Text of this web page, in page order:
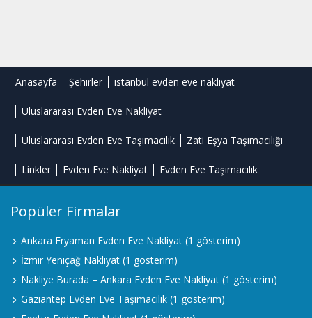
Anasayfa Şehirler istanbul evden eve nakliyat
Uluslararası Evden Eve Nakliyat
Uluslararası Evden Eve Taşımacılık Zati Eşya Taşımacılığı
Linkler Evden Eve Nakliyat Evden Eve Taşımacılık
Popüler Firmalar
Ankara Eryaman Evden Eve Nakliyat (1 gösterim)
İzmir Yeniçağ Nakliyat (1 gösterim)
Nakliye Burada – Ankara Evden Eve Nakliyat (1 gösterim)
Gaziantep Evden Eve Taşımacılık (1 gösterim)